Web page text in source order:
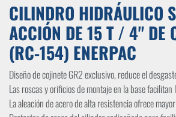
CILINDRO HIDRÁULICO
ACCIÓN DE 15 T / 4" DE
(RC-154) ENERPAC
Diseño de cojinete GR2 exclusivo, reduce el
Las roscas y orificios de montaje en la base facilitan
La aleación de acero de alta resistencia ofrece